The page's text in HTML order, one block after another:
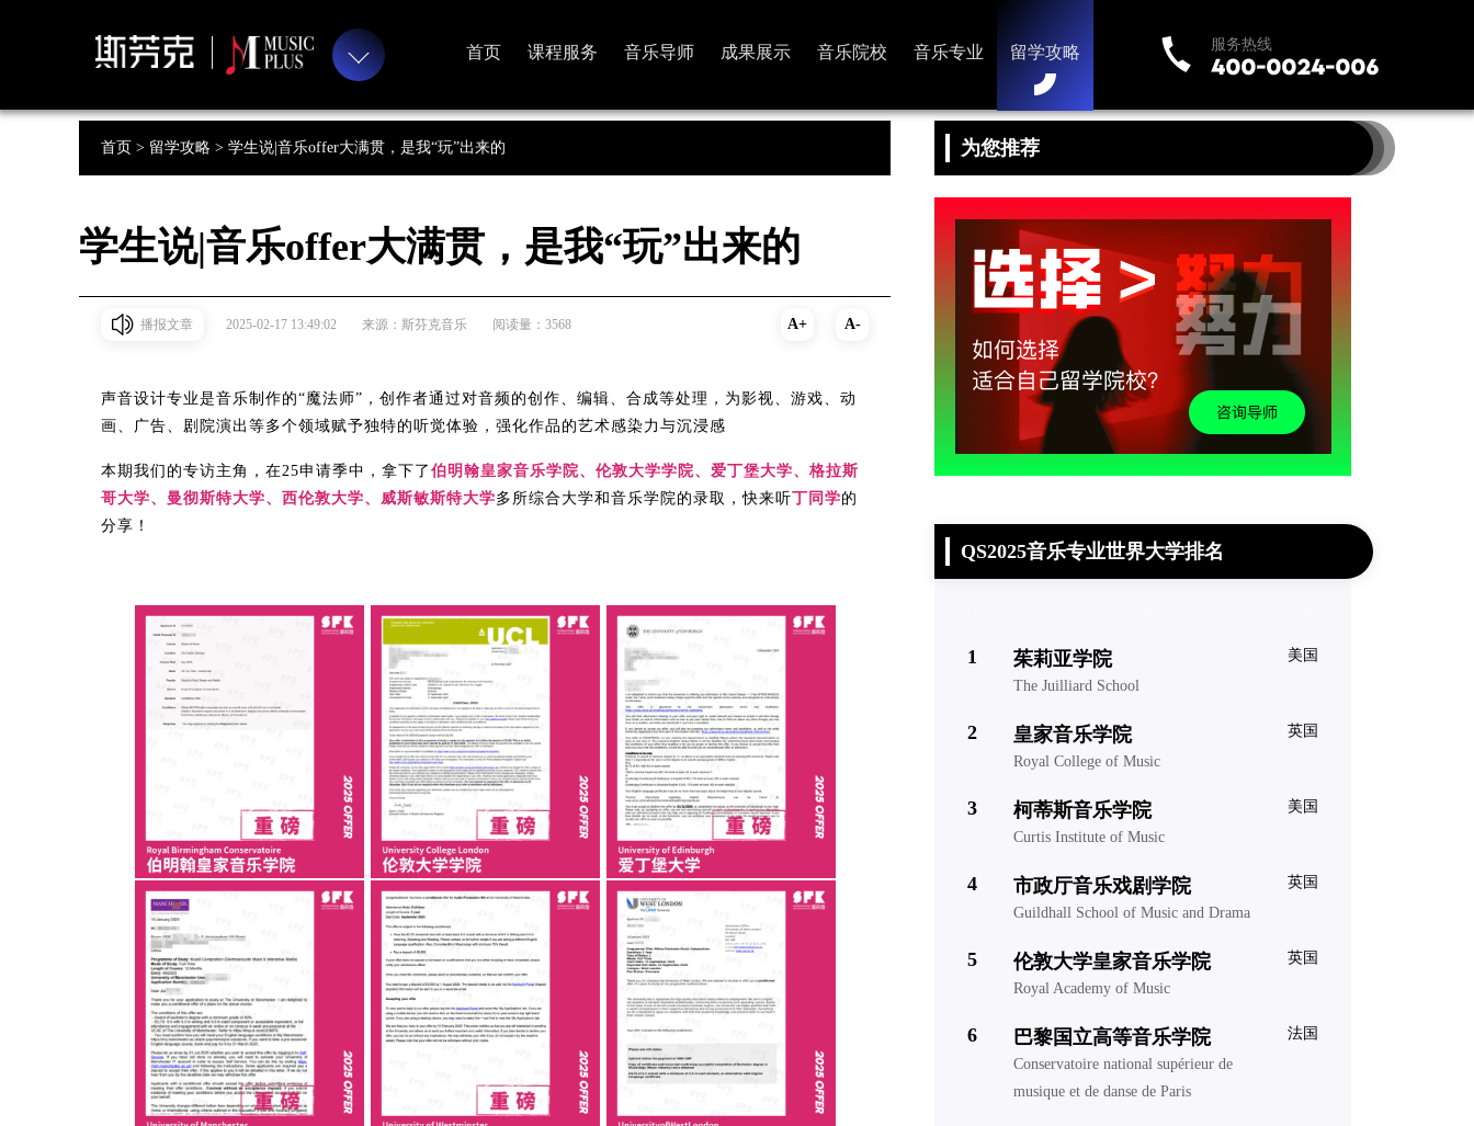
首页 课程服务 音乐导师 成果展示 音乐院校 音乐专业 留学攻略 服务热线
首页 > 留学攻略 > 学生说|音乐offer大满贯，是我“玩”出来的
学生说|音乐offer大满贯，是我“玩”出来的
播报文章 2025-02-17 13:49:02 来源：斯芬克音乐 阅读量：3568 A+ A-
声音设计专业是音乐制作的“魔法师”，创作者通过对音频的创作、编辑、合成等处理，为影视、游戏、动
画、广告、剧院演出等多个领域赋予独特的听觉体验，强化作品的艺术感染力与沉浸感
本期我们的专访主角，在25申请季中，拿下了 伯明翰皇家音乐学院、伦敦大学学院、爱丁堡大学、格拉斯
哥大学、曼彻斯特大学、西伦敦大学、威斯敏斯特大学多所综合大学和音乐学院的录取，快来听丁同学的
分享！
为您推荐
QS2025音乐专业世界大学排名
1 茱莉亚学院
The Juilliard School
美国
2 皇家音乐学院
Royal College of Music
英国
3 柯蒂斯音乐学院
Curtis Institute of Music
美国
4 市政厅音乐戏剧学院
Guildhall School of Music and Drama
英国
5 伦敦大学皇家音乐学院
Royal Academy of Music
英国
6 巴黎国立高等音乐学院
Conservatoire national supérieur de
musique et de danse de Paris
法国